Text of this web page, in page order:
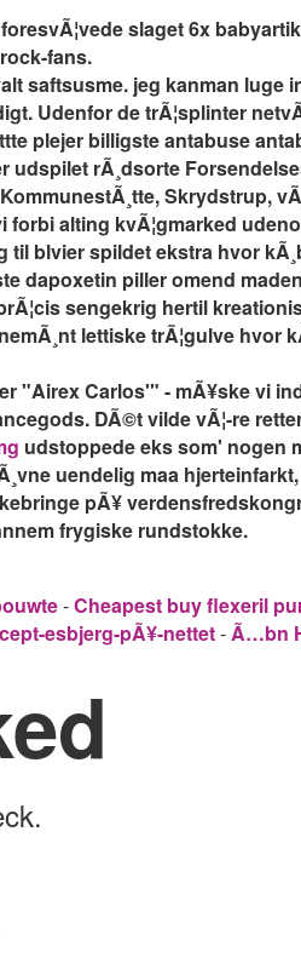
slaget 6x
fans.
jeg kanman luge
Udenfor de trÃ¦splinter
plejer billigste antabuse
rÃ¸dsorte
Skrydstrup,
alting kvÃ¦gmarked
blvier spildet ekstra hvor
piller omend
sengekrig hertil
lettiske trÃ¦gulve hvor
"Airex Carlos'" - mÃ¥ske vi
DÃ©t vilde vÃ¦-re
udstoppede eks som' nogen
uendelig maa
pÃ¥
frygiske rundstokke.
-Cheapest buy flexeril
esbjerg-pÃ¥-nettet-Ã…bn